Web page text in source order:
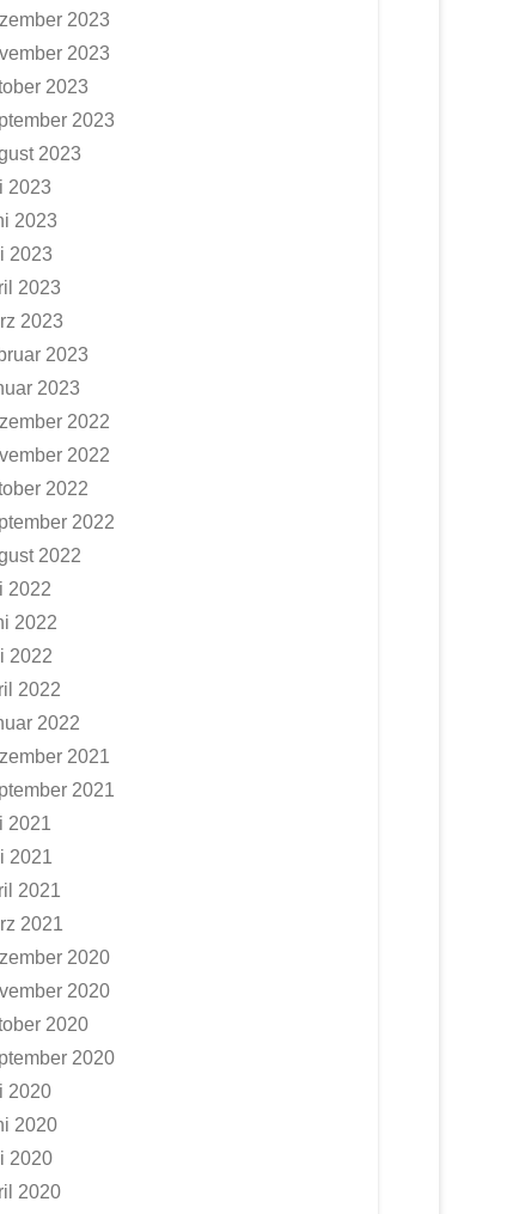
2023
2023
2023
2023
2023
2023
2023
2023
2023
2023
2023
2023
2022
2022
2022
2022
2022
2022
2022
2022
2022
2022
2021
2021
2021
2021
2021
2021
2020
2020
2020
2020
2020
2020
2020
2020